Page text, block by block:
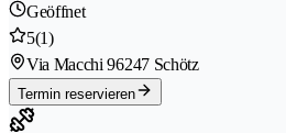
Geöffnet
5(1)
Via Macchi 96247 Schötz
Termin reservieren